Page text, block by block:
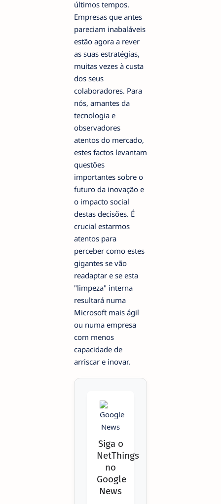
últimos tempos.
Empresas que antes
pareciam inabaláveis
estão agora a rever
as suas estratégias,
muitas vezes à custa
dos seus
colaboradores. Para
nós, amantes da
tecnologia e
observadores
atentos do mercado,
estes factos levantam
questões
importantes sobre o
futuro da inovação e
o impacto social
destas decisões. É
crucial estarmos
atentos para
perceber como estes
gigantes se vão
readaptar e se esta
"limpeza" interna
resultará numa
Microsoft mais ágil
ou numa empresa
com menos
capacidade de
arriscar e inovar.
Siga o
NetThings
no
Google
News